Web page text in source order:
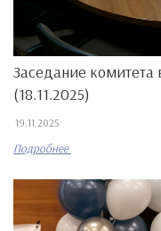
Заседание комитета
(18.11.2025)
19.11.2025
Подробнее